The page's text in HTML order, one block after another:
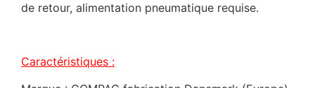
de retour, alimentation pneumatique requise.
Caractéristiques :